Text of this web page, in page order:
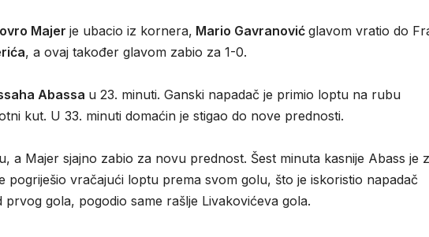
Majer je ubacio iz kornera, Mario Gavranović glavom vratio do
, a ovaj također glavom zabio za 1-0.
Abassa u 23. minuti. Ganski napadač je primio loptu na rubu
kut. U 33. minuti domaćin je stigao do nove prednosti.
a Majer sjajno zabio za novu prednost. Šest minuta kasnije Abass je
pogriješio vračajući loptu prema svom golu, što je iskoristio napadač
gola, pogodio same rašlje Livakovićeva gola.